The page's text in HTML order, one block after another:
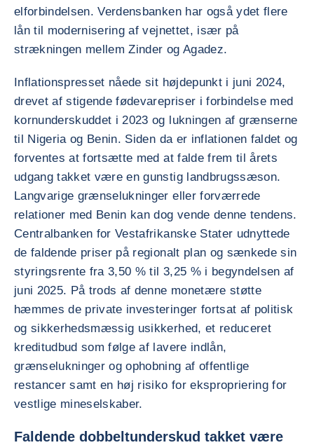
elforbindelsen. Verdensbanken har også ydet flere
lån til modernisering af vejnettet, især på
strækningen mellem Zinder og Agadez.
Inflationspresset nåede sit højdepunkt i juni 2024,
drevet af stigende fødevarepriser i forbindelse med
kornunderskuddet i 2023 og lukningen af grænserne
til Nigeria og Benin. Siden da er inflationen faldet og
forventes at fortsætte med at falde frem til årets
udgang takket være en gunstig landbrugssæson.
Langvarige grænselukninger eller forværrede
relationer med Benin kan dog vende denne tendens.
Centralbanken for Vestafrikanske Stater udnyttede
de faldende priser på regionalt plan og sænkede sin
styringsrente fra 3,50 % til 3,25 % i begyndelsen af
juni 2025. På trods af denne monetære støtte
hæmmes de private investeringer fortsat af politisk
og sikkerhedsmæssig usikkerhed, et reduceret
kreditudbud som følge af lavere indlån,
grænselukninger og ophobning af offentlige
restancer samt en høj risiko for ekspropriering for
vestlige mineselskaber.
Faldende dobbeltunderskud takket være